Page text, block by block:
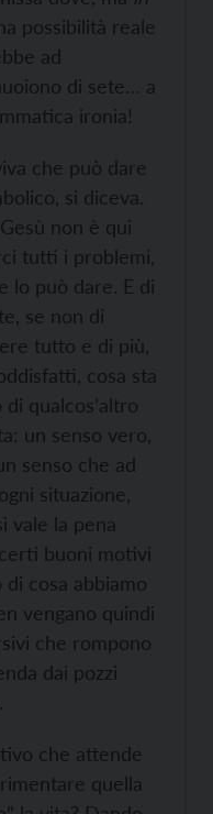
possibilità reale
ad
di sete… a
ironia!
che può dare
si diceva.
non è qui
tutti i problemi,
lo può dare. E di
se non di
tutto e di più,
cosa sta
qualcos’altro
un senso vero,
senso che ad
situazione,
vale la pena
buoni motivi
cosa abbiamo
vengano quindi
che rompono
dai pozzi
che attende
quella